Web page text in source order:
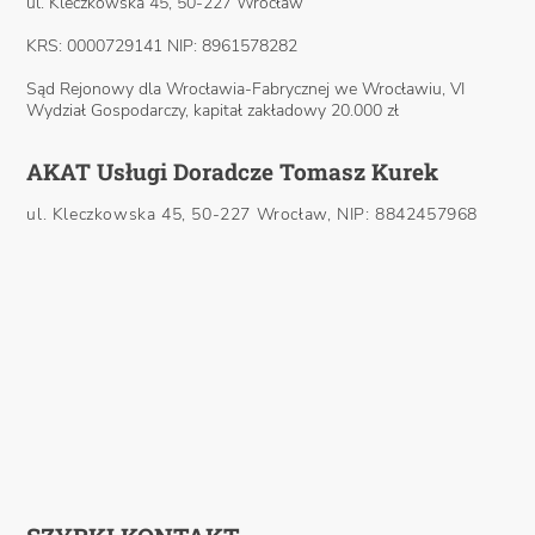
KRS: 0000729141 NIP: 8961578282
Sąd Rejonowy dla Wrocławia-Fabrycznej we Wrocławiu, VI
Wydział Gospodarczy, kapitał zakładowy 20.000 zł
AKAT Usługi Doradcze Tomasz Kurek
ul. Kleczkowska 45, 50-227 Wrocław, NIP: 8842457968